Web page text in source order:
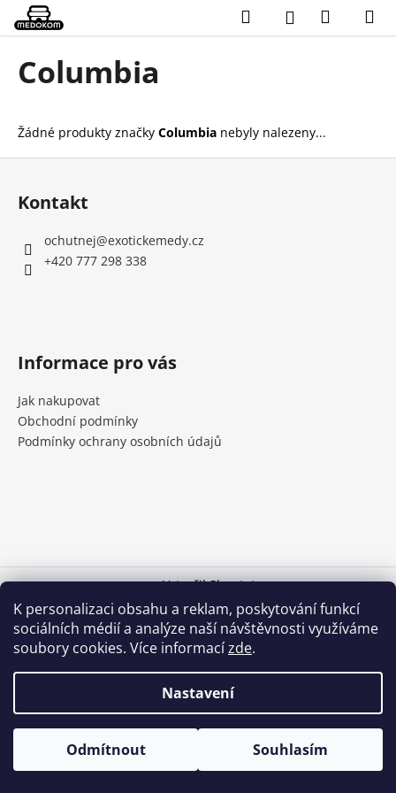
K personalizaci obsahu a reklam, poskytování funkcí
sociálních médií a analýze naší návštěvnosti využíváme
soubory cookies. Více informacízde.
Nastavení
Odmítnout Souhlasím
Přejít
obsah
HledatPřihlášení
Columbia
Žádné produkty značky Columbia nebyly nalezeny...
o
o
p
o
t
ř
b
u
t
e
n
a
j
HLEDAT
Z
Kontakt
ochutnej@exotickemedy.cz
+420 777 298 338
Informace pro vás
Jak nakupovat
Obchodní podmínky
Podmínky ochrany osobních údajů
Vytvořil Shoptet
Copyright 2026Medokom. Všechna práva vyhrazena.
Upravit nastavení cookies